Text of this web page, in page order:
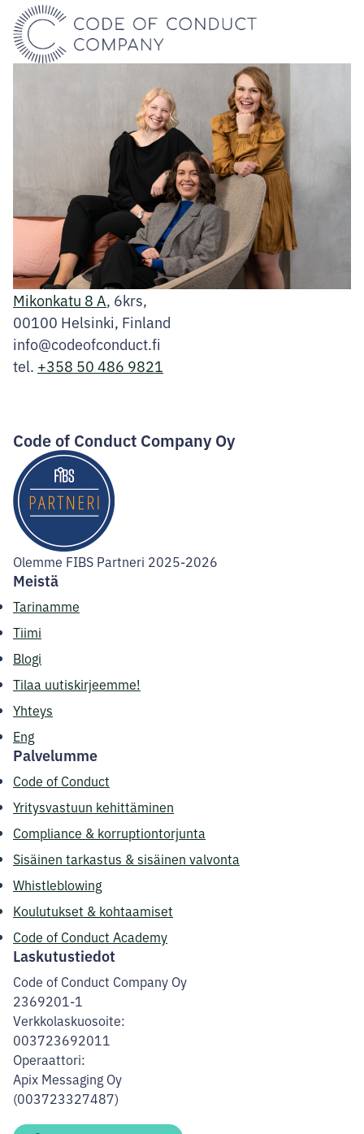
Mikonkatu 8 A, 6krs,
00100 Helsinki, Finland
info@codeofconduct.fi
tel. +358 50 486 9821
Code of Conduct Company Oy
Olemme FIBS Partneri 2025-2026
Meistä
Tarinamme
Tiimi
Blogi
Tilaa uutiskirjeemme!
Yhteys
Eng
Palvelumme
Code of Conduct
Yritysvastuun kehittäminen
Compliance & korruptiontorjunta
Sisäinen tarkastus & sisäinen valvonta
Whistleblowing
Koulutukset & kohtaamiset
Code of Conduct Academy
Laskutustiedot
Code of Conduct Company Oy
2369201-1
Verkkolaskuosoite:
003723692011
Operaattori:
Apix Messaging Oy
(003723327487)